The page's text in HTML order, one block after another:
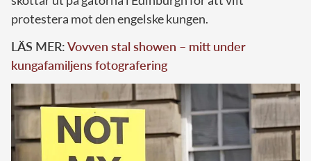
protestera mot den engelske kungen.
LÄS MER:Vovven stal showen – mitt under
kungafamiljens fotografering